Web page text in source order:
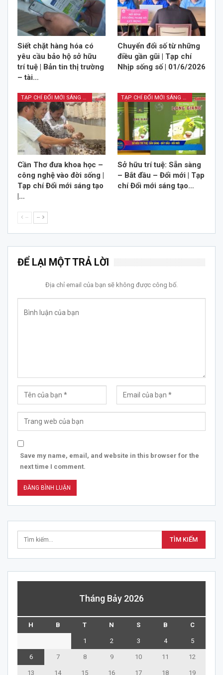
Siết chặt hàng hóa có
yêu cầu bảo hộ sở hữu
trí tuệ | Bản tin thị trường
– tài…
Chuyển đổi số từ những
điều gần gũi | Tạp chí
Nhịp sống số | 01/6/2026
TẠP CHÍ ĐỔI MỚI SÁNG TẠO
Cần Thơ đưa khoa học –
công nghệ vào đời sống |
Tạp chí Đổi mới sáng tạo
|…
TẠP CHÍ ĐỔI MỚI SÁNG TẠO
Sở hữu trí tuệ: Sẵn sàng
– Bắt đầu – Đổi mới | Tạp
chí Đổi mới sáng tạo…
-- --
ĐỂ LẠI MỘT TRẢ LỜI
Địa chỉ email của bạn sẽ không được công bố.
Save my name, email, and website in this browser for the
next time I comment.
Tháng Bảy 2026
H B T N S B C
1 2 3 4 5
6 7 8 9 10 11 12
13 14 15 16 17 18 19